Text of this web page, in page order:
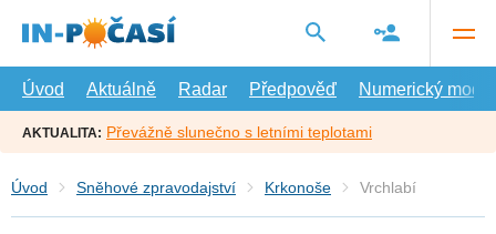
hlavní
Úvod
Aktuálně Radar Předpověď Numerický model
AKTUALITA: Převážně slunečno s letními teplotami
Úvod Sněhové zpravodajství Krkonoše Vrchlabí